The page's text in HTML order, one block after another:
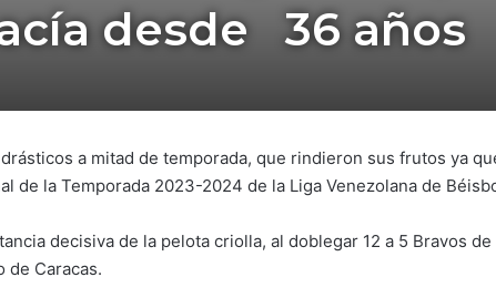
desde 36 años
a mitad de temporada, que rindieron sus frutos ya
de la Temporada 2023-2024 de la Liga Venezolana de
decisiva de la pelota criolla, al doblegar 12 a 5 Bravos
de Caracas.